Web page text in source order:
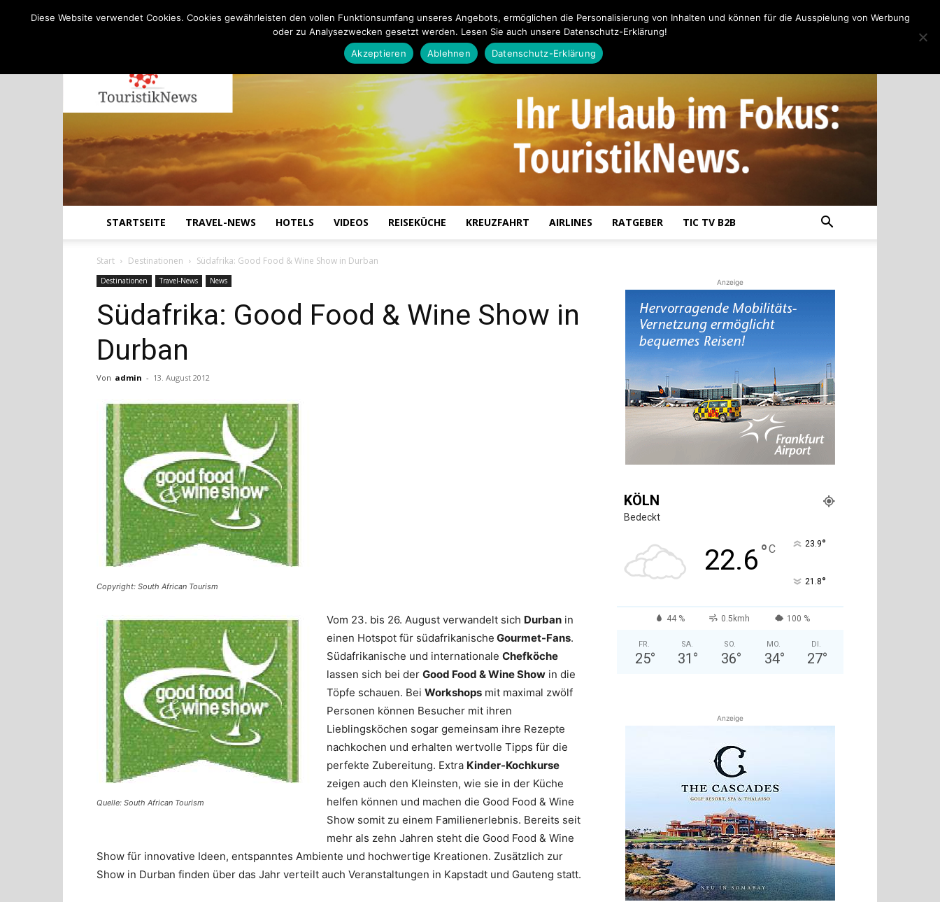
Reiseempfehlungen.
STARTSEITE TRAVEL-NEWS HOTELS VIDEOS REISEKÜCHE KREUZFAHRT AIRLINES RATGEBER TIC TV B2B
Start Destinationen Südafrika: Good Food & Wine Show in Durban
Destinationen Travel-News News
Südafrika: Good Food & Wine Show in
Durban
Von admin - 13. August 2012
Copyright: South African Tourism
Quelle: South African Tourism
Vom 23. bis 26. August verwandelt sich Durban in
einen Hotspot für südafrikanische Gourmet-Fans.
Südafrikanische und internationale Chefköche
lassen sich bei der Good Food & Wine Show in die
Töpfe schauen. Bei Workshops mit maximal zwölf
Personen können Besucher mit ihren
Lieblingsköchen sogar gemeinsam ihre Rezepte
nachkochen und erhalten wertvolle Tipps für die
perfekte Zubereitung. Extra Kinder-Kochkurse
zeigen auch den Kleinsten, wie sie in der Küche
helfen können und machen die Good Food & Wine
Show somit zu einem Familienerlebnis. Bereits seit
mehr als zehn Jahren steht die Good Food & Wine
Show für innovative Ideen, entspanntes Ambiente und hochwertige Kreationen. Zusätzlich zur
Show in Durban finden über das Jahr verteilt auch Veranstaltungen in Kapstadt und Gauteng statt.
Anzeige
KÖLN
Bedeckt
22.6°C 23.9°
21.8°
44 % 0.5kmh 100 %
FR.
25°
SA.
31 °
SO.
36°
MO.
34°
DI.
27°
Anzeige
Diese Website verwendet Cookies. Cookies gewährleisten den vollen Funktionsumfang unseres Angebots, ermöglichen die Personalisierung von Inhalten und können für die Ausspielung von Werbung
oder zu Analysezwecken gesetzt werden. Lesen Sie auch unsere Datenschutz-Erklärung!
Akzeptieren
Ablehnen Datenschutz-Erklärung